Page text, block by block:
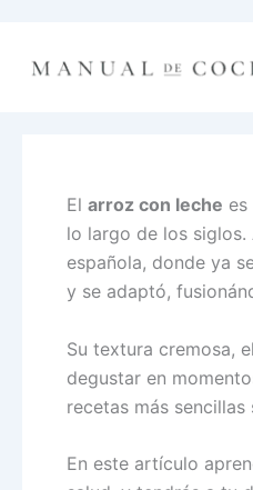
contenido
El arroz con leche
lo largo de los siglos.
española, donde ya
y se adaptó,
Su textura cremosa,
degustar en
recetas más
En este artículo